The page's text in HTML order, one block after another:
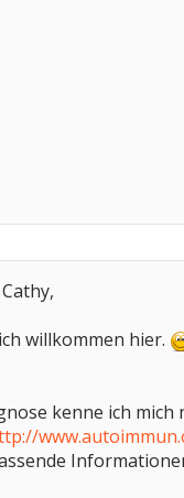
willkommen hier.
kenne ich mich